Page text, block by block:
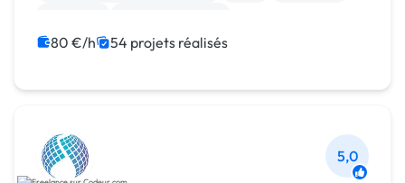
Téléphonie et Télécom
Publicité
80 €/h 54 projets réalisés
5,0